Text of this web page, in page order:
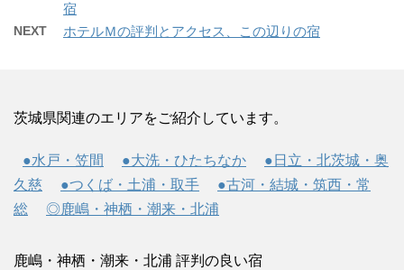
宿
NEXT ホテルＭの評判とアクセス、この辺りの宿
茨城県関連のエリアをご紹介しています。
●水戸・笠間 ●大洗・ひたちなか
●日立・北茨城・奥
久慈
●つくば・土浦・取手
●古河・結城・筑西・常
総
◎鹿嶋・神栖・潮来・北浦
鹿嶋・神栖・潮来・北浦 評判の良い宿